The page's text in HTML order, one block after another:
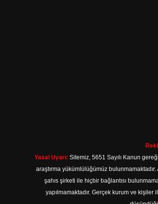
Yasal Uyarı: Sitemiz, 5651 Sayılı Kanun
araştırma yükümlülüğümüz
şahıs şirketi ile hiçbir bağlantısı
yapılmamaktadır. Gerçek kurum ve